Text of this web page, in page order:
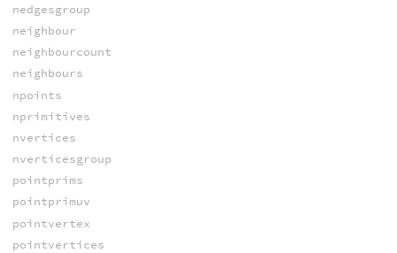
nedgesgroup
neighbour
neighbourcount
neighbours
npoints
nprimitives
nvertices
nverticesgroup
pointprims
pointprimuv
pointvertex
pointvertices